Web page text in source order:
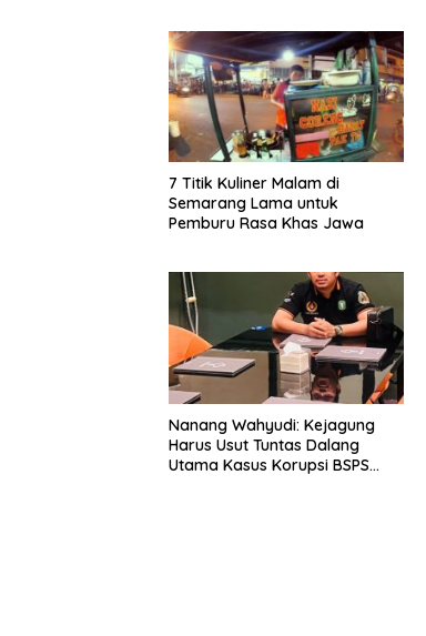
7 Titik Kuliner Malam di
Semarang Lama untuk
Pemburu Rasa Khas Jawa
Nanang Wahyudi: Kejagung
Harus Usut Tuntas Dalang
Utama Kasus Korupsi BSPS